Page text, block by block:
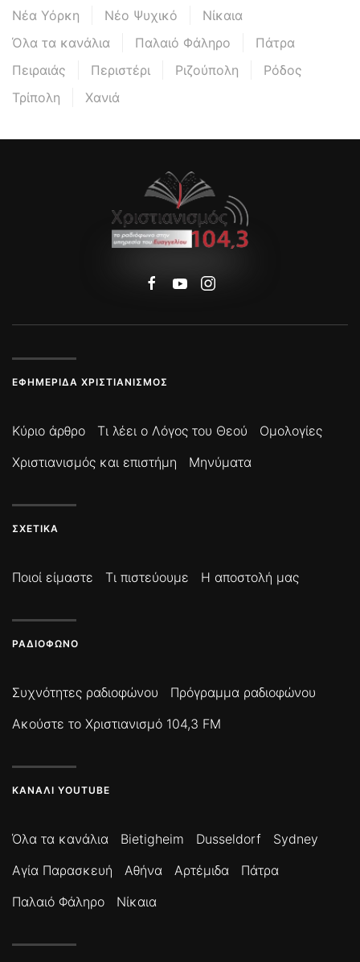
Νέα Υόρκη
Νέο Ψυχικό
Νίκαια
Όλα τα κανάλια
Παλαιό Φάληρο
Πάτρα
Πειραιάς
Περιστέρι Ριζούπολη
Ρόδος
Τρίπολη
Χανιά
ΕΦΗΜΕΡΊΔΑ ΧΡΙΣΤΙΑΝΙΣΜΌΣ
Κύριο άρθρο Τι λέει ο Λόγος του Θεού
Ομολογίες
Χριστιανισμός και επιστήμη
Μηνύματα
ΣΧΕΤΙΚΆ
Ποιοί είμαστε Τι πιστεύουμε Η αποστολή μας
ΡΑΔΙΌΦΩΝΟ
Συχνότητες ραδιοφώνου
Πρόγραμμα ραδιοφώνου
Ακούστε το Χριστιανισμό 104,3 FM
ΚΑΝΆΛΙ YOUTUBE
Όλα τα κανάλια Bietigheim Dusseldorf
Sydney
Αγία Παρασκευή
Αθήνα Αρτέμιδα
Πάτρα
Παλαιό Φάληρο
Νίκαια